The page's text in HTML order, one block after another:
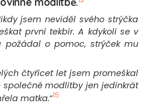
jsem neviděl svého strýčka
první tekbír. A kdykoli se v
požádal o pomoc, strýček mu
čtyřicet let jsem promeškal
modlitby jen jedinkrát
matka.“15